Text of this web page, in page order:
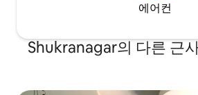
에어컨
Shukranagar의 다른 근